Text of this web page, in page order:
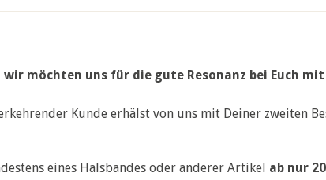
wir möchten uns für die gute Resonanz bei Euch
Kunde erhälst von uns mit Deiner zweiten
eines Halsbandes oder anderer Artikel ab nur